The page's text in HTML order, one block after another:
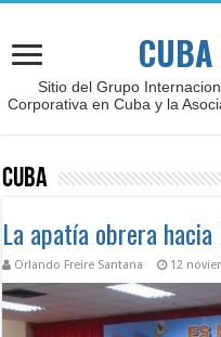
Sitio del Grupo
Corporativa en Cuba y la
Cuba
La apatía obrera
Orlando Freire Santana 12